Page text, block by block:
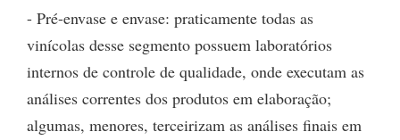
- Pré-envase e envase: praticamente todas as
vinícolas desse segmento possuem laboratórios
internos de controle de qualidade, onde executam as
análises correntes dos produtos em elaboração;
algumas, menores, terceirizam as análises finais em